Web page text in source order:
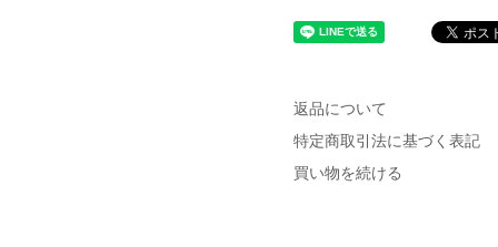
返品について
特定商取引法に基づく表記
買い物を続ける